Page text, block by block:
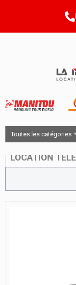
LOCATION